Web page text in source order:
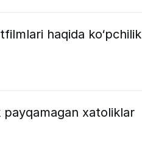
haqida ko‘pchilik
payqamagan xatoliklar